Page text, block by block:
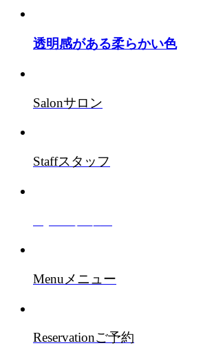
透明感がある柔らかい色
Salonサロン
Staffスタッフ
Menu メニュー
Reservationご予約